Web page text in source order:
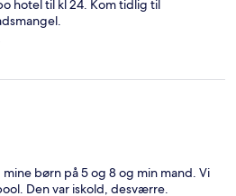
hotel til kl 24. Kom tidlig til
børn på 5 og 8 og min mand. Vi
Den var iskold, desværre.